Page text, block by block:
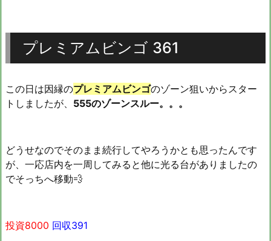
プレミアムビンゴ 361
この日は因縁のプレミアムビンゴのゾーン狙いからスター
トしましたが、 555のゾーンスルー。。。
どうせなのでそのまま続行してやろうかとも思ったんです
が、一応店内を一周してみると他に光る台がありましたの
でそっちへ移動💨
投資8000 回収391